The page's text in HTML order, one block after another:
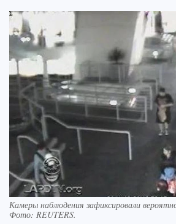
Камеры наблюдения зафиксировали
Фото: REUTERS.